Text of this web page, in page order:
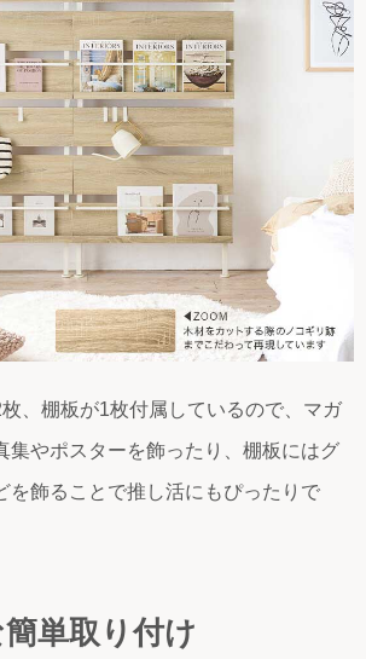
、棚板が1枚付属しているので、マガ
集やポスターを飾ったり、棚板にはグ
を飾ることで推し活にもぴったりで
単取り付け